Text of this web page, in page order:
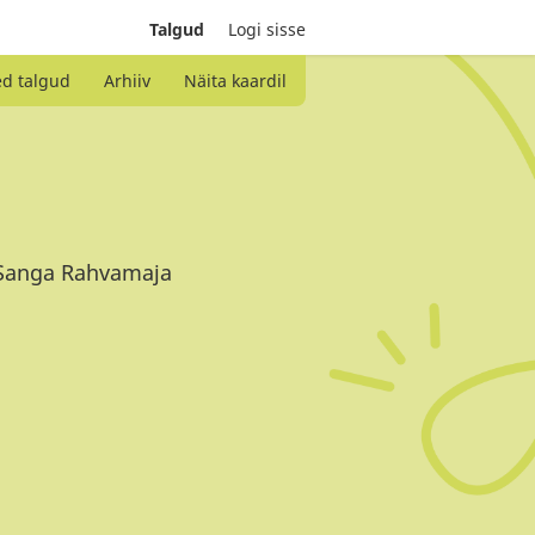
Talgud Logi sisse
talgud Arhiiv Näita kaardil
Rahvamaja